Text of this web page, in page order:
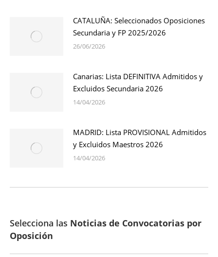
CATALUÑA: Seleccionados Oposiciones
Secundaria y FP 2025/2026
26/06/2026
Canarias: Lista DEFINITIVA Admitidos y
Excluidos Secundaria 2026
14/04/2026
MADRID: Lista PROVISIONAL Admitidos
y Excluidos Maestros 2026
14/04/2026
Selecciona las Noticias de Convocatorias por
Oposición